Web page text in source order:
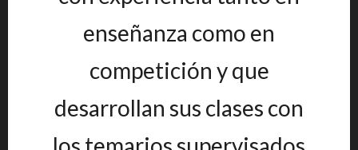
enseñanza como en
competición y que
desarrollan sus clases con